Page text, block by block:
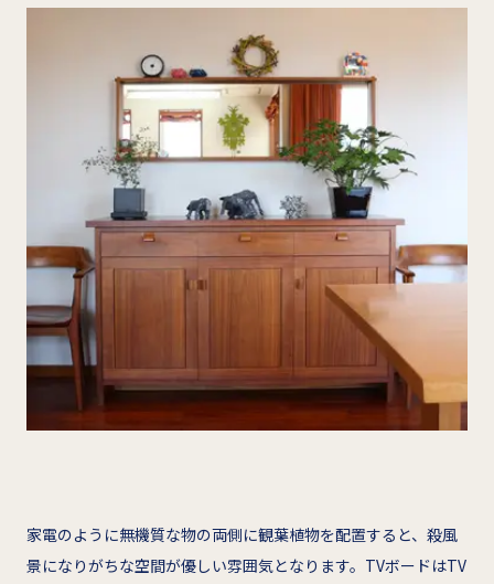
家電のように無機質な物の両側に観葉植物を配置すると、殺風
景になりがちな空間が優しい雰囲気となります。TVボードはTV